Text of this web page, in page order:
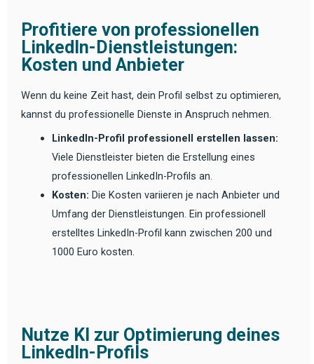
Profitiere von professionellen
LinkedIn-Dienstleistungen:
Kosten und Anbieter
Wenn du keine Zeit hast, dein Profil selbst zu optimieren,
kannst du professionelle Dienste in Anspruch nehmen.
LinkedIn-Profil professionell erstellen lassen:
Viele Dienstleister bieten die Erstellung eines
professionellen LinkedIn-Profils an.
Kosten: Die Kosten variieren je nach Anbieter und
Umfang der Dienstleistungen. Ein professionell
erstelltes LinkedIn-Profil kann zwischen 200 und
1000 Euro kosten.
Nutze KI zur Optimierung deines
LinkedIn-Profils